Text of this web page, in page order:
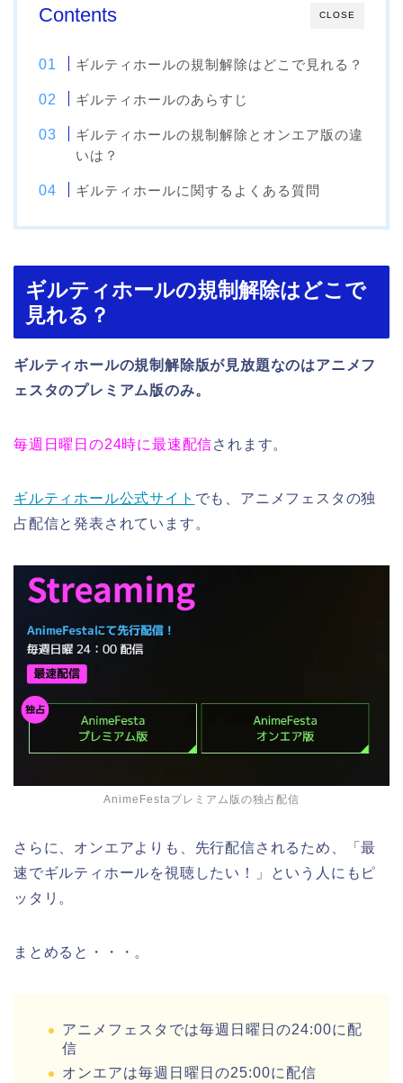
CLOSE
Contents
ギルティホールの規制解除はどこで見れる？
ギルティホールのあらすじ
ギルティホールの規制解除とオンエア版の違
いは？
ギルティホールに関するよくある質問
ギルティホールの規制解除はどこで
見れる？
ギルティホールの規制解除版が見放題なのはアニメフ
ェスタのプレミアム版のみ。
毎週日曜日の24時に最速配信されます。
ギルティホール公式サイト でも、アニメフェスタの独
占配信と発表されています。
AnimeFestaプレミアム版の独占配信
さらに、オンエアよりも、先行配信されるため、「最
速でギルティホールを視聴したい！」という人にもピ
ッタリ。
まとめると・・・。
アニメフェスタでは毎週日曜日の24:00に配
信
オンエアは毎週日曜日の25:00に配信